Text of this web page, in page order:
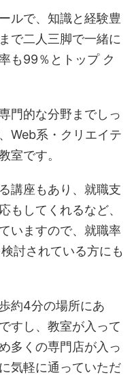
ルで、知識と経験豊
で二人三脚で一緒に
も99％とトップ ク
門的な分野までしっ
Web系・クリエイテ
室です。
講座もあり、就職支
もしてくれるなど、
いますので、就職率
討されている方にも
約4分の場所にあ
すし、教室が入って
多くの専門店が入っ
気軽に通っていただ